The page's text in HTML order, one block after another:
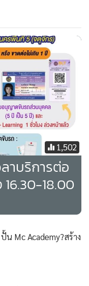
ถรับทำธุรกรรมกับกรม
เฉพาะรับทำหรือต่อ
องกลุ่มมิจฉาชีพจะนำ
ส่ในรูปโปรไฟล์ หรือ
เพื่อสร้างความน่าเชื่อ
อกใบขับขี่หรือต่ออายุ
นส่ง และมีการเรียก
วนมาก ซึ่งกรมการ
าวอย่างจริงจังและ
555 ราย
1,502
าบริการต่อ
16.30-18.00
น Mc Academy?สร้าง